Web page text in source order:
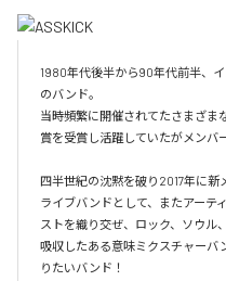
1980年代後半から90年代前半、
のバンド。
当時頻繁に開催されてたさまざま
賞を受賞し活躍していたがメンバ
四半世紀の沈黙を破り2017年に新
ライブバンドとして、またアーテ
ストを織り交ぜ、ロック、ソウル
吸収したある意味ミクスチャーバ
りたいバンド！